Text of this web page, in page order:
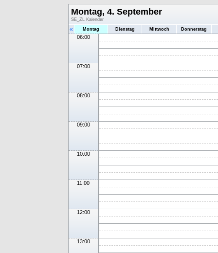
Montag, 4. September
SE_ZL Kalender
« Montag Dienstag Mittwoch Donnerstag
06:00
07:00
08:00
09:00
10:00
11:00
12:00
13:00